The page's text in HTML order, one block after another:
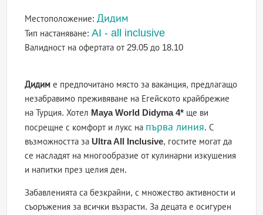
Местоположение: Дидим
Тип настаняване:AI - all inclusive
Валидност на офертатаот 29.05 до 18.10
Дидим е предпочитано място за ваканция, предлагащо
незабравимо преживяване на Егейското крайбрежие
на Турция. Хотел Maya World Didyma 4* ще ви
посрещне с комфорт и лукс на първа линия. С
възможността за Ultra All Inclusive, гостите могат да
се насладят на многообразие от кулинарни изкушения
и напитки през целия ден.
Забавленията са безкрайни, с множество активности и
съоръжения за всички възрасти. За децата е осигурен